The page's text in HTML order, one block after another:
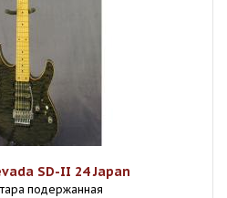
SD-II 24 Japan
подержанная